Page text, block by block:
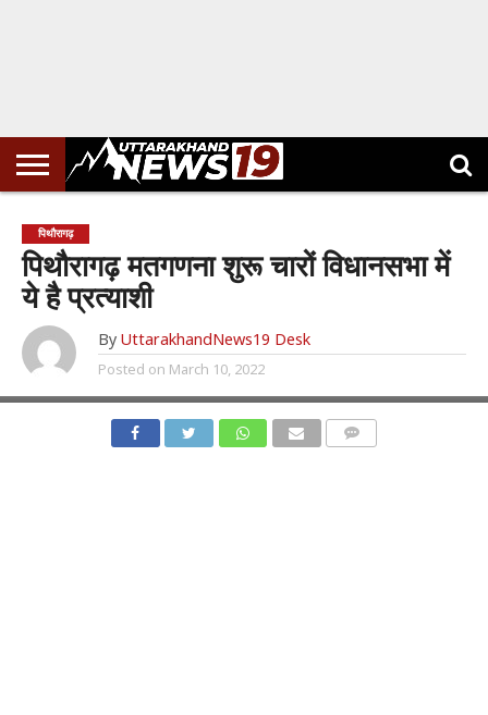
पिथौरागढ़
पिथौरागढ़ मतगणना शुरू चारों विधानसभा में
ये है प्रत्याशी
By UttarakhandNews19 Desk
Posted on March 10, 2022